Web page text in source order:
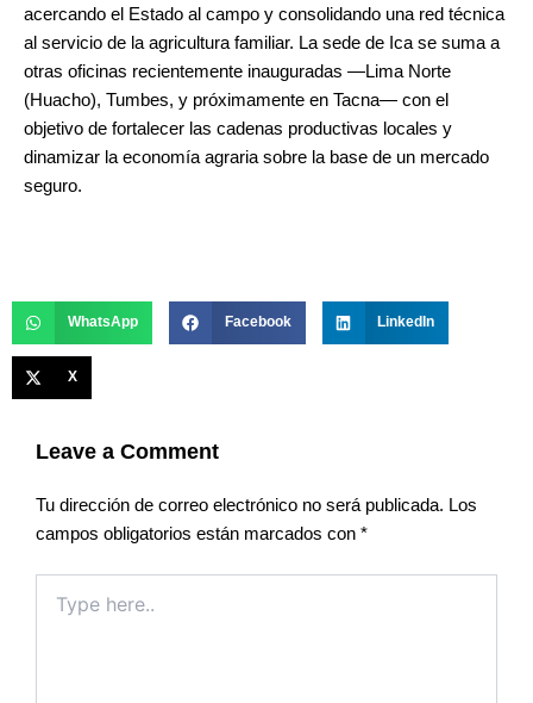
acercando el Estado al campo y consolidando una red técnica
al servicio de la agricultura familiar. La sede de Ica se suma a
otras oficinas recientemente inauguradas —Lima Norte
(Huacho), Tumbes, y próximamente en Tacna— con el
objetivo de fortalecer las cadenas productivas locales y
dinamizar la economía agraria sobre la base de un mercado
seguro.
WhatsApp Facebook LinkedIn
X
Leave a Comment
Tu dirección de correo electrónico no será publicada. Los
campos obligatorios están marcados con *
here..